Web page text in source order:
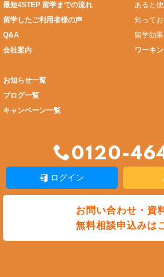
最短4STEP 留学までの流れ
留学したご利用者様の声
Q&A
会社案内
あると便
知って
留学効
ワーキ
お知らせ一覧
ブログ一覧
キャンペーン一覧
0120-
ログイン
お問い合わせ・資
無料相談申込みは